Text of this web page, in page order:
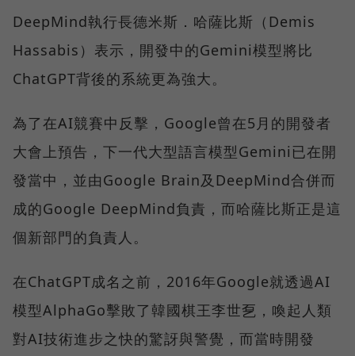
DeepMind執行長德米斯．哈薩比斯（Demis
Hassabis）表示，開發中的Gemini模型將比
ChatGPT背後的系統更為強大。
為了在AI競賽中反擊，Google曾在5月的開發者
大會上預告，下一代大型語言模型Gemini已在開
發當中，並由Google Brain及DeepMind合併而
成的Google DeepMind負責，而哈薩比斯正是這
個新部門的負責人。
在ChatGPT成名之前，2016年Google就透過AI
模型AlphaGo擊敗了韓國棋王李世乭，喚起人類
對AI技術進步之快的驚訝與警覺，而當時開發